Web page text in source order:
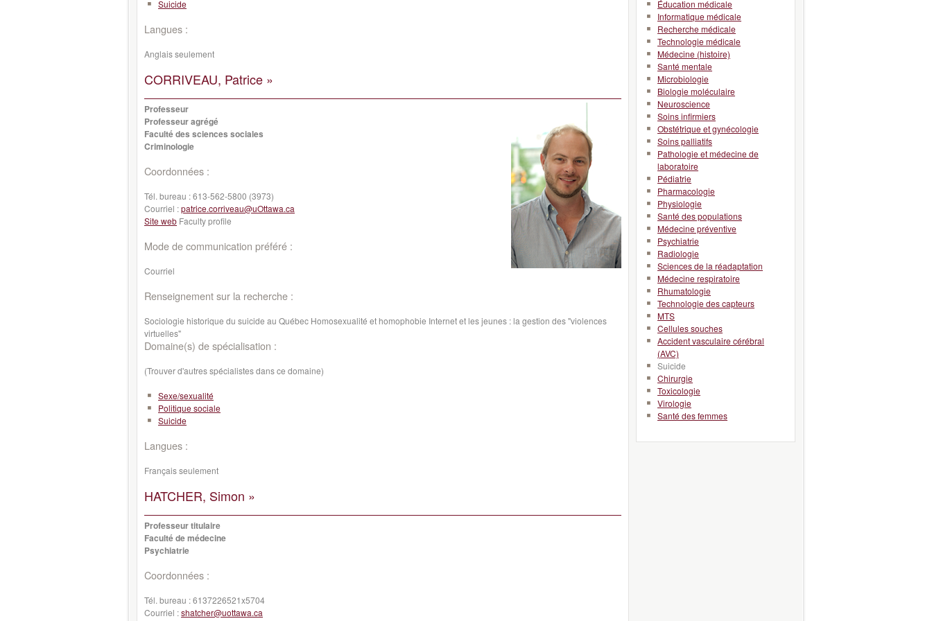
Suicide
Langues :
Anglais seulement
CORRIVEAU, Patrice »
Professeur
Professeur agrégé
Faculté des sciences sociales
Criminologie
Coordonnées :
Tél. bureau :613-562-5800 (3973)
Courriel :patrice.corriveau@uOttawa.ca
Site web Faculty profile
Mode de communication préféré :
Courriel
Renseignement sur la recherche :
Sociologie historique du suicide au Québec Homosexualité et homophobie Internet et les jeunes : la gestion des "violences
virtuelles"
Domaine(s) de spécialisation :
(Trouver d'autres spécialistes dans ce domaine)
Sexe/sexualité
Politique sociale
Suicide
Langues :
Français seulement
HATCHER, Simon »
Professeur titulaire
Faculté de médecine
Psychiatrie
Coordonnées :
Tél. bureau :6137226521x5704
Courriel :shatcher@uottawa.ca
Éducation médicale
Informatique médicale
Recherche médicale
Technologie médicale
Médecine (histoire)
Santé mentale
Microbiologie
Biologie moléculaire
Neuroscience
Soins infirmiers
Obstétrique et gynécologie
Soins palliatifs
Pathologie et médecine de
laboratoire
Pédiatrie
Pharmacologie
Physiologie
Santé des populations
Médecine préventive
Psychiatrie
Radiologie
Sciences de la réadaptation
Médecine respiratoire
Rhumatologie
Technologie des capteurs
MTS
Cellules souches
Accident vasculaire cérébral
(AVC)
Suicide
Chirurgie
Toxicologie
Virologie
Santé des femmes